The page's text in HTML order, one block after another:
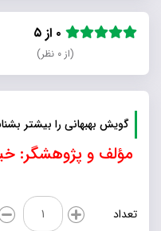
(از ۰ نظر)
گویش بهبهانی را بیشتر
مؤلف و پژوهشگر:
تعداد
گویش
بهبهانی